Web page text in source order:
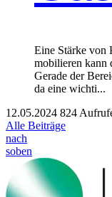
Eine Stärke von
mobilieren kann
Ger­ade der
da eine wichti...
12.05.2024 824
Alle Beiträge
nach
soben